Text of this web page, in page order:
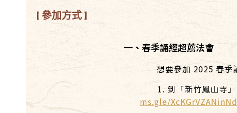
[ 參加方式 ]
一、春季誦經超薦法會
想要參加 2025 春季誦
1. 到「新竹鳳山寺」
ms.gle/